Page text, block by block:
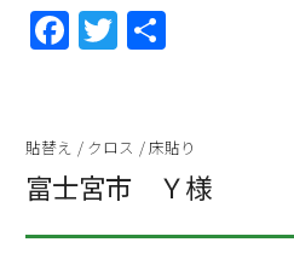
F
a
e
b
o
T
w
er
貼替え / クロス /床貼り
富士宮市 Ｙ様